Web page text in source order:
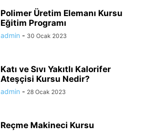
Polimer Üretim Elemanı Kursu
Eğitim Programı
admin - 30 Ocak 2023
Katı ve Sıvı Yakıtlı Kalorifer
Ateşçisi Kursu Nedir?
admin - 28 Ocak 2023
Reçme Makineci Kursu